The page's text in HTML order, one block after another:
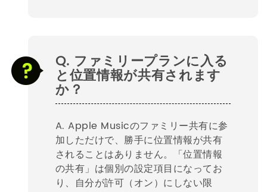
Q. ファミリープランに入る
と位置情報が共有されます
か？
A. Apple Musicのファミリー共有に参
加しただけで、勝手に位置情報が共有
されることはありません。「位置情報
の共有」は個別の設定項目になってお
り、自分が許可（オン）にしない限